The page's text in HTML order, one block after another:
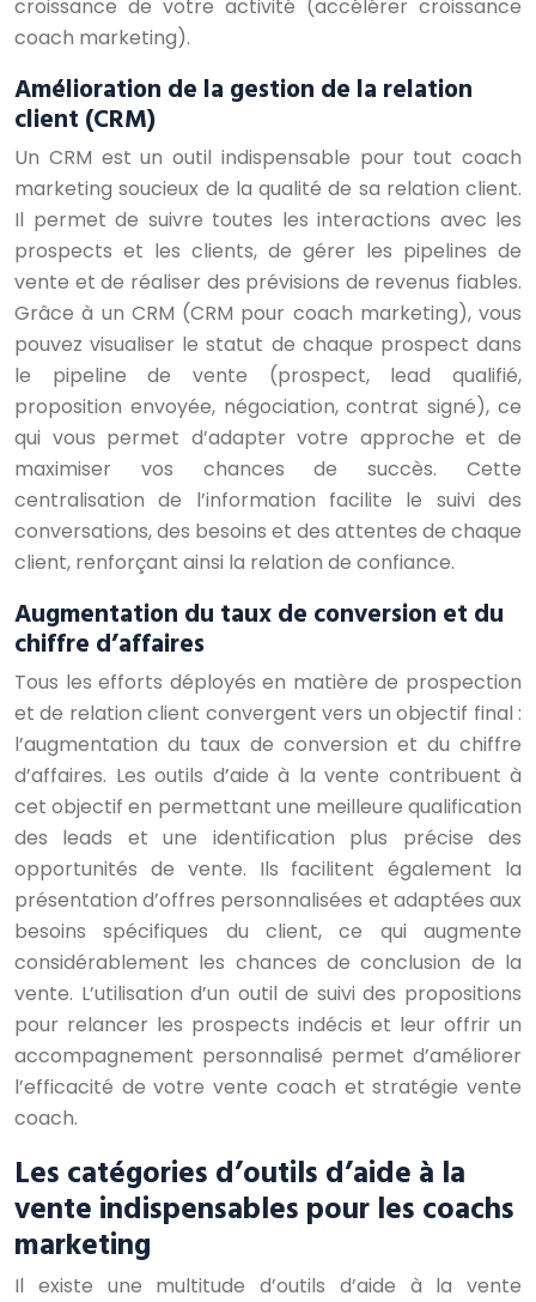
croissance de votre activité (accélérer croissance
coach marketing).
Amélioration de la gestion de la relation
client (CRM)
Un CRM est un outil indispensable pour tout coach
marketing soucieux de la qualité de sa relation client.
Il permet de suivre toutes les interactions avec les
prospects et les clients, de gérer les pipelines de
vente et de réaliser des prévisions de revenus fiables.
Grâce à un CRM (CRM pour coach marketing), vous
pouvez visualiser le statut de chaque prospect dans
le pipeline de vente (prospect, lead qualifié,
proposition envoyée, négociation, contrat signé), ce
qui vous permet d’adapter votre approche et de
maximiser vos chances de succès. Cette
centralisation de l’information facilite le suivi des
conversations, des besoins et des attentes de chaque
client, renforçant ainsi la relation de confiance.
Augmentation du taux de conversion et du
chiffre d’affaires
Tous les efforts déployés en matière de prospection
et de relation client convergent vers un objectif final :
l’augmentation du taux de conversion et du chiffre
d’affaires. Les outils d’aide à la vente contribuent à
cet objectif en permettant une meilleure qualification
des leads et une identification plus précise des
opportunités de vente. Ils facilitent également la
présentation d’offres personnalisées et adaptées aux
besoins spécifiques du client, ce qui augmente
considérablement les chances de conclusion de la
vente. L’utilisation d’un outil de suivi des propositions
pour relancer les prospects indécis et leur offrir un
accompagnement personnalisé permet d’améliorer
l’efficacité de votre vente coach et stratégie vente
coach.
Les catégories d’outils d’aide à la
vente indispensables pour les coachs
marketing
Il existe une multitude d’outils d’aide à la vente